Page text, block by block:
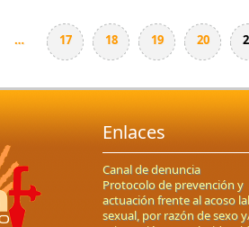
… 17 18 19 20
Enlaces
Canal de denuncia
Protocolo de prevención y
actuación frente al acoso
sexual, por razón de sexo